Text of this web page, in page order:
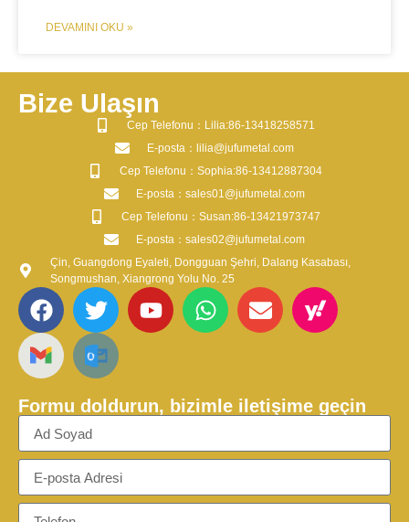
DEVAMINI OKU »
Bize Ulaşın
​Cep Telefonu：Lilia:86-13418258571
​E-posta​：lilia@jufumetal.com
​Cep Telefonu：Sophia:86-13412887304
​E-posta​：sales01@jufumetal.com
​Cep Telefonu：Susan:86-13421973747
​E-posta​：sales02@jufumetal.com
Çin, Guangdong Eyaleti, Dongguan Şehri, Dalang Kasabası,
Songmushan, Xiangrong Yolu No. 25
Formu doldurun, bizimle iletişime geçin